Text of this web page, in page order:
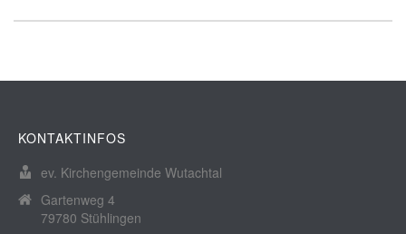
KONTAKTINFOS
ev. Kirchengemeinde Wutachtal
Gartenweg 4
79780 Stühlingen